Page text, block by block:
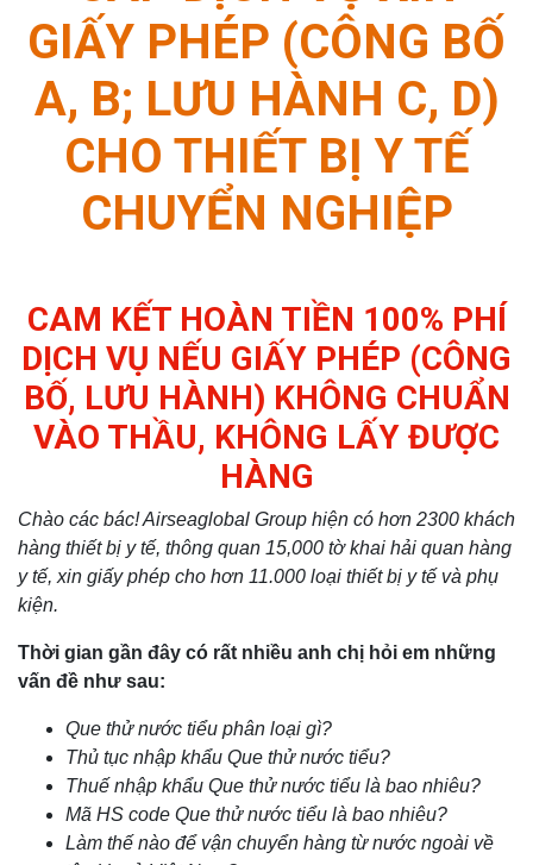
GIẤY PHÉP (CÔNG BỐ
A, B; LƯU HÀNH C, D)
CHO THIẾT BỊ Y TẾ
CHUYỂN NGHIỆP
CAM KẾT HOÀN TIỀN 100% PHÍ
DỊCH VỤ NẾU GIẤY PHÉP (CÔNG
BỐ, LƯU HÀNH) KHÔNG CHUẨN
VÀO THẦU, KHÔNG LẤY ĐƯỢC
HÀNG
Chào các bác! Airseaglobal Group hiện có hơn 2300 khách
hàng thiết bị y tế, thông quan 15,000 tờ khai hải quan hàng
y tế, xin giấy phép cho hơn 11.000 loại thiết bị y tế và phụ
kiện.
Thời gian gần đây có rất nhiều anh chị hỏi em những
vấn đề như sau:
Que thử nước tiểu phân loại gì?
Thủ tục nhập khẩu Que thử nước tiểu?
Thuế nhập khẩu Que thử nước tiểu là bao nhiêu?
Mã HS code Que thử nước tiểu là bao nhiêu?
Làm thế nào để vận chuyển hàng từ nước ngoài về